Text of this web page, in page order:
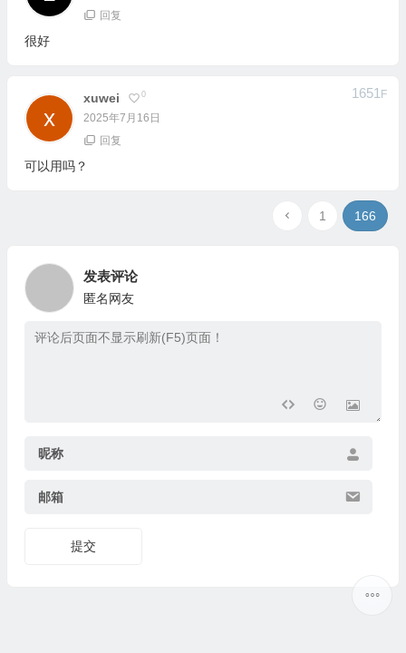
回复
很好
Xuwei 0
2025年7月16日
1651 F
回复
可以用吗？
1 166
发表评论
匿名网友
昵称
邮箱
提交